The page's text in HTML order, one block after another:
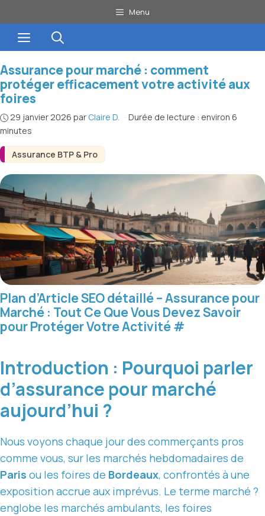
au
contenu
Menu
Menu
Assurance BTP & Pro
Assurance pour marché : comment
protéger efficacement votre activité aux
foires
29 janvier 2026 par Claire D. · Durée de lecture : environ 6
minutes
Plan d’Article SEO détaillé – Assurance pour
Marché : Tout Ce Que Vous Devez Savoir
pour Protéger Votre Activité#
Introduction : Pourquoi parler
d’assurance pour marché
aujourd’hui ?
Nous voyons chaque jour des commerçants pros
comme vous, sur les marchés hebdomadaires de
Paris ou les foires de Bordeaux, confrontés à une
exposition accrue aux imprévus. Le terme marché ?
englobe les marchés ambulants, les foires